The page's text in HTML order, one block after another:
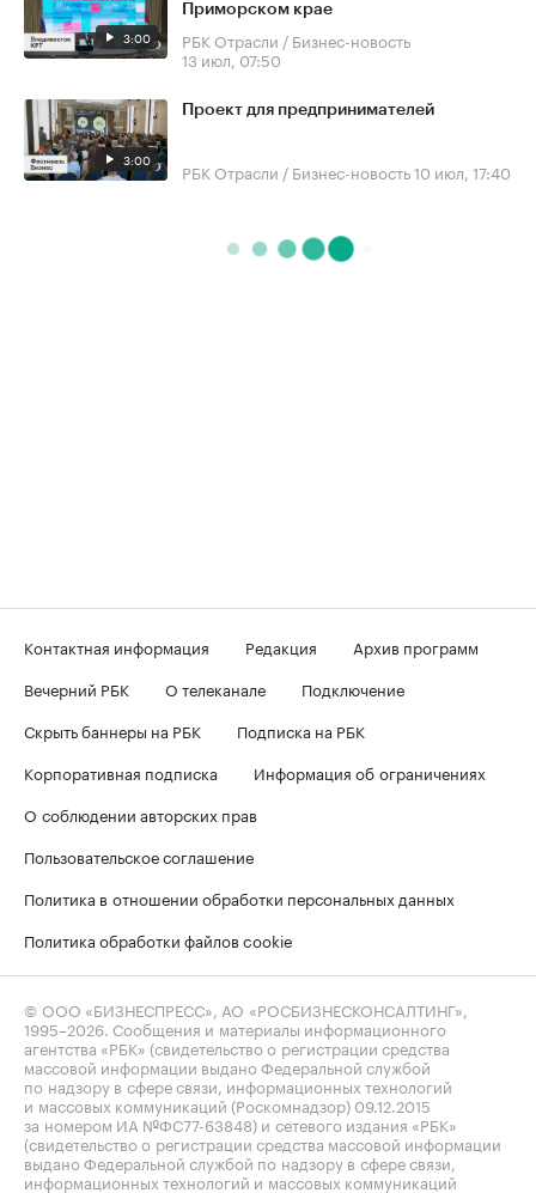
3:00
Приморском крае
РБК Отрасли / Бизнес-новость
13 июл, 07:50
3:00
Проект для предпринимателей
РБК Отрасли / Бизнес-новость10 июл, 17:40
Контактная информация Редакция
Архив программ
Вечерний РБК
О телеканале
Подключение
Скрыть баннеры на РБК
Подписка на РБК
Корпоративная подписка
Информация об ограничениях
О соблюдении авторских прав
Пользовательское соглашение
Политика в отношении обработки персональных данных
Политика обработки файлов cookie
© ООО «БИЗНЕСПРЕСС», АО «РОСБИЗНЕСКОНСАЛТИНГ»,
1995–2026. Сообщения и материалы информационного
агентства «РБК» (свидетельство о регистрации средства
массовой информации выдано Федеральной службой
по надзору в сфере связи, информационных технологий
и массовых коммуникаций (Роскомнадзор) 09.12.2015
за номером ИА №ФС77-63848) и сетевого издания «РБК»
(свидетельство о регистрации средства массовой информации
выдано Федеральной службой по надзору в сфере связи,
информационных технологий и массовых коммуникаций